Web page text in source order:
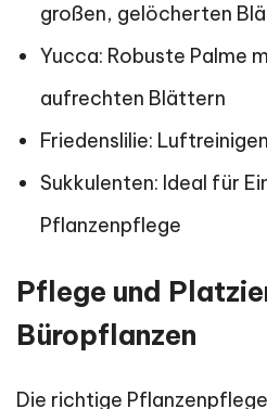
großen, gelöcherten
Yucca: Robuste Palme
aufrechten Blättern
Friedenslilie:
Sukkulenten: Ideal für
Pflanzenpflege
Pflege und
Büropflanzen
Die richtige